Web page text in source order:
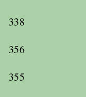
338
356
355